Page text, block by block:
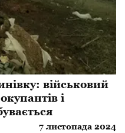
військовий
і
7 листопада 2024